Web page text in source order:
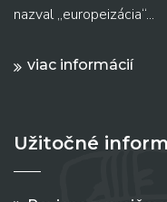
nazval „europeizácia“...
viac informácií
Užitočné